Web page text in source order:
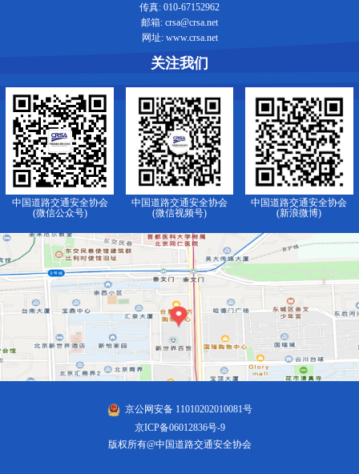
传真: 010-67152962
邮箱: crsa@crsa.net
网址: www.crsa.net
关注我们
中国道路交通安全协会
(微信公众号)
中国道路交通安全协会
(微信视频号)
中国道路交通安全协会
(新浪微博)
京公网安备 11010202010081号
京ICP备06012836号-9
版权所有@中国道路交通安全协会